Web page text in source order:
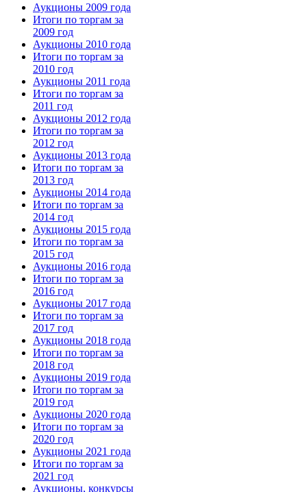
Аукционы 2009 года
Итоги по торгам за
2009 год
Аукционы 2010 года
Итоги по торгам за
2010 год
Аукционы 2011 года
Итоги по торгам за
2011 год
Аукционы 2012 года
Итоги по торгам за
2012 год
Аукционы 2013 года
Итоги по торгам за
2013 год
Аукционы 2014 года
Итоги по торгам за
2014 год
Аукционы 2015 года
Итоги по торгам за
2015 год
Аукционы 2016 года
Итоги по торгам за
2016 год
Аукционы 2017 года
Итоги по торгам за
2017 год
Аукционы 2018 года
Итоги по торгам за
2018 год
Аукционы 2019 года
Итоги по торгам за
2019 год
Аукционы 2020 года
Итоги по торгам за
2020 год
Аукционы 2021 года
Итоги по торгам за
2021 год
Аукционы, конкурсы